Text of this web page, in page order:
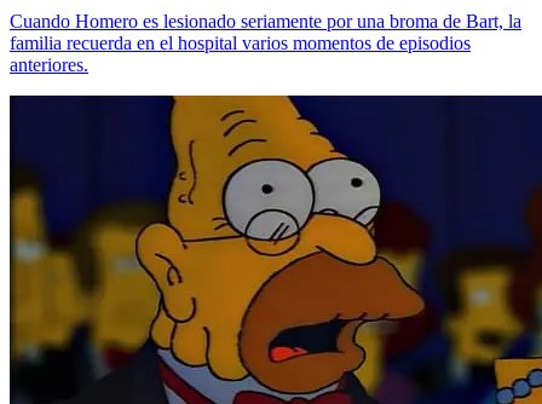
Cuando Homero es lesionado seriamente por una broma de Bart, la
familia recuerda en el hospital varios momentos de episodios
anteriores.